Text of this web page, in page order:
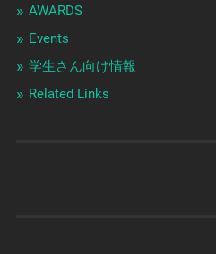
AWARDS
Events
学生さん向け情報
Related Links